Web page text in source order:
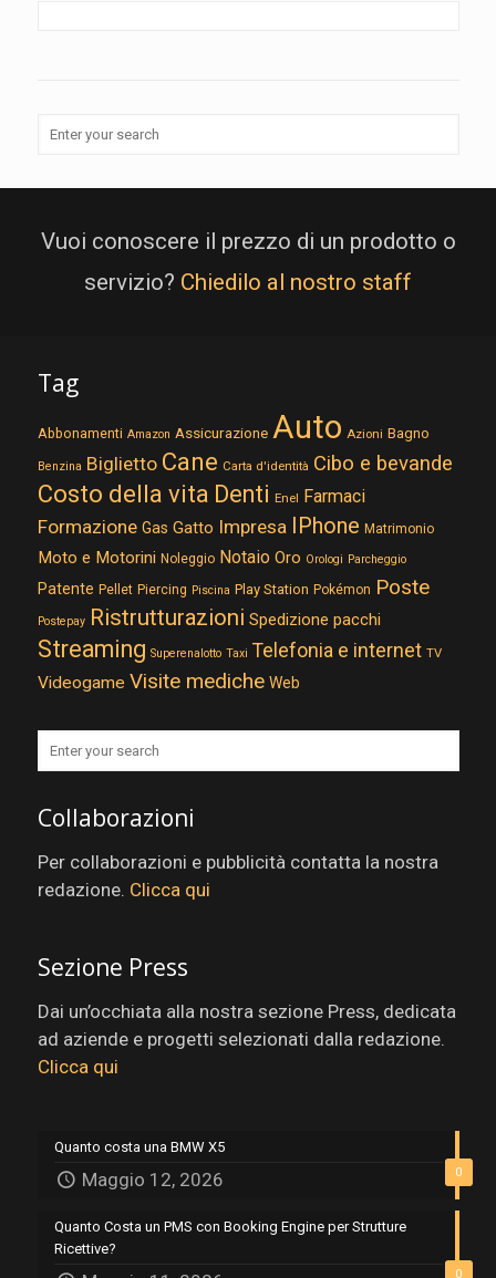
Vuoi conoscere il prezzo di un prodotto o
servizio? Chiedilo al nostro staff
Tag
Abbonamenti Amazon Assicurazione Auto Azioni Bagno
Benzina Biglietto Cane Carta d'identità Cibo e bevande
Costo della vita Denti Enel Farmaci
Formazione Gas Gatto Impresa IPhone Matrimonio
Moto e Motorini Noleggio Notaio Oro Orologi Parcheggio
Patente Pellet Piercing Piscina Play Station Pokémon Poste
Postepay Ristrutturazioni Spedizione pacchi
Streaming Superenalotto Taxi Telefonia e internet TV
Videogame Visite mediche Web
Collaborazioni
Per collaborazioni e pubblicità contatta la nostra
redazione. Clicca qui
Sezione Press
Dai un’occhiata alla nostra sezione Press, dedicata
ad aziende e progetti selezionati dalla redazione.
Clicca qui
0
Quanto costa una BMW X5
Maggio 12, 2026
0
Quanto Costa un PMS con Booking Engine per Strutture
Ricettive?